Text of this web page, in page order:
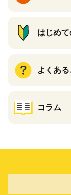
はじめ
よくあ
コラム